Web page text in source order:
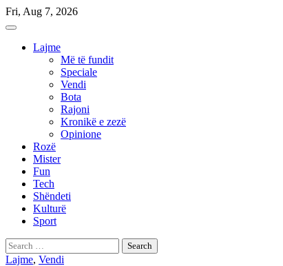
Skip
to
Fri, Aug 7, 2026
Lajme
Më të fundit
Speciale
Vendi
Bota
Rajoni
Kronikë e zezë
Opinione
Rozë
Mister
Fun
Tech
Shëndeti
Kulturë
Sport
Search
for:
Lajme, Vendi